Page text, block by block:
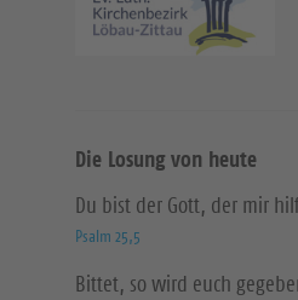
Die Losung von heute
Du bist der Gott, der mir
Psalm 25,5
Bittet, so wird euch